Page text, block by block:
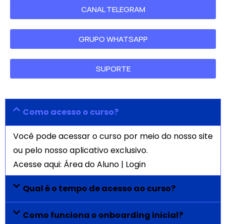
CANAL TELEGRAM
GRUPO WHATSAPP
SUPORTE
Como acesso o curso?
Você pode acessar o curso por meio do nosso site
ou pelo nosso aplicativo exclusivo.
Acesse aqui: Área do Aluno | Login
Qual é o tempo de acesso ao curso?
Como funciona o onboarding inicial?